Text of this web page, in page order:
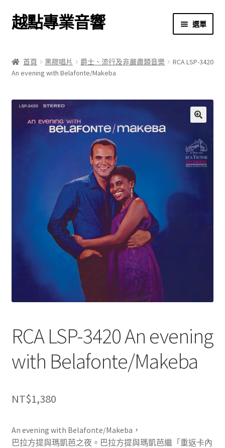
跳
至
覽
列
跳
至
要
內
越點專業音響 選單
商店
關於我們
首頁 黑膠唱片 爵士、流行及非嚴肅類音樂
RCA LSP-3420
An evening with Belafonte/Makeba
RCA LSP-3420 An evening
with Belafonte/Makeba
NT$1,380
An evening with Belafonte/Makeba，
巴拉方提與瑪凱芭之夜。巴拉方提與瑪凱芭繼「重返卡內